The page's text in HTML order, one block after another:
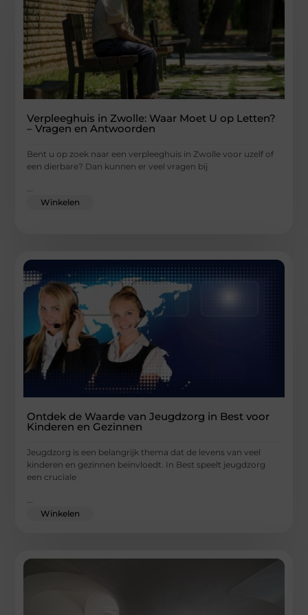
Verpleeghuis in Zwolle: Waar Moet U op Letten?
– Vragen en Antwoorden
Bent u op zoek naar een verpleeghuis in Zwolle voor uzelf of
een dierbare? Dan kunnen er veel vragen bij
...
Winkelen
Ontdek de Waarde van Jeugdzorg in Best voor
Kinderen en Gezinnen
Jeugdzorg is een belangrijk thema dat de levens van veel
kinderen en gezinnen beïnvloedt. In Best speelt jeugdzorg
een cruciale
Winkelen